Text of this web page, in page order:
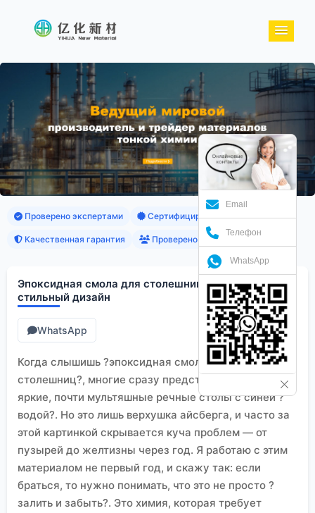
Проверено экспертами Сертифицированные продукты
Качественная гарантия Проверено клиентами
Эпоксидная смола для столешниц: создаем
стильный дизайн
WhatsApp
Когда слышишь ?эпоксидная смола для
столешниц?, многие сразу представляют себе эти
яркие, почти мультяшные речные столы с синей ?
водой?. Но это лишь верхушка айсберга, и часто за
этой картинкой скрывается куча проблем — от
пузырей до желтизны через год. Я работаю с этим
материалом не первый год, и скажу так: если
браться, то нужно понимать, что это не просто ?
залить и забыть?. Это химия, которая требует
Email
Телефон
WhatsApp